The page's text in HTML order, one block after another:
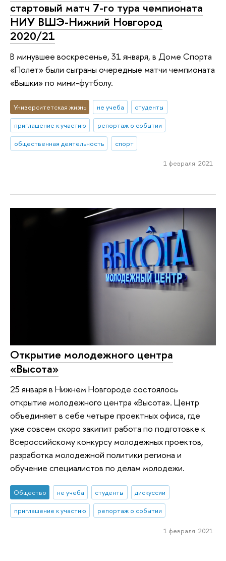
стартовый матч 7-го тура чемпионата
НИУ ВШЭ-Нижний Новгород
2020/21
В минувшее воскресенье, 31 января, в Доме Спорта
«Полет» были сыграны очередные матчи чемпионата
«Вышки» по мини-футболу.
Университетская жизнь не учеба
студенты
приглашение к участию
репортаж о событии
общественная деятельность
спорт
1 февраля 2021
Открытие молодежного центра
«Высота»
25 января в Нижнем Новгороде состоялось
открытие молодежного центра «Высота». Центр
объединяет в себе четыре проектных офиса, где
уже совсем скоро закипит работа по подготовке к
Всероссийскому конкурсу молодежных проектов,
разработка молодежной политики региона и
обучение специалистов по делам молодежи.
Общество не учеба студенты
дискуссии
приглашение к участию
репортаж о событии
1 февраля 2021